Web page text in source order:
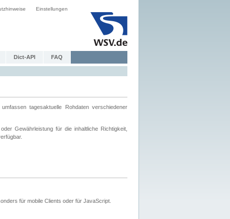
Einstellungen
Dict-API FAQ
tagesaktuelle Rohdaten verschiedener
Gewährleistung für die inhaltliche Richtigkeit,
für mobile Clients oder für JavaScript.